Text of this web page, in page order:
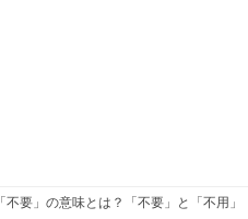
「不要」の意味とは？「不要」と「不用